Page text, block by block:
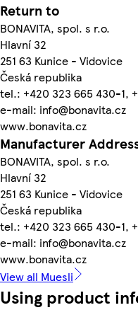
Return to
BONAVITA, spol. s r.o.
Hlavní 32
251 63 Kunice - Vidovice
Česká republika
tel.: +420 323 665 430-1,
e-mail: info@bonavita.cz
www.bonavita.cz
Manufacturer
BONAVITA, spol. s r.o.
Hlavní 32
251 63 Kunice - Vidovice
Česká republika
tel.: +420 323 665 430-1,
e-mail: info@bonavita.cz
www.bonavita.cz
View all Muesli
Using product